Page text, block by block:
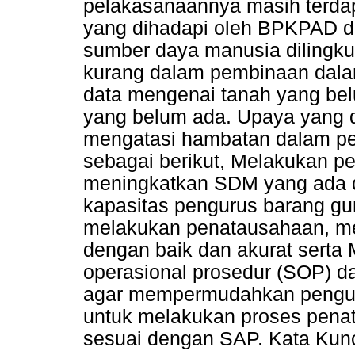
pelakasanaannya masih
yang dihadapi oleh BPKPAD
sumber daya manusia
kurang dalam pembinaan
data mengenai tanah yang
yang belum ada. Upaya yang
mengatasi hambatan dalam
sebagai berikut, Melakukan
meningkatkan SDM yang
kapasitas pengurus barang
melakukan penatausahaan,
dengan baik dan akurat serta
operasional prosedur (SOP)
agar mempermudahkan
untuk melakukan proses
sesuai dengan SAP. Kata